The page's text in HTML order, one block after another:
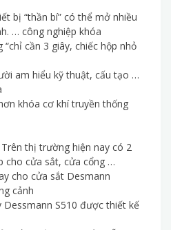
bị “thần bí” có thể mở nhiều
… công nghiệp khóa
cần 3 giây, chiếc hộp nhỏ
am hiểu kỹ thuật, cấu tạo …
khóa cơ khí truyền thống
thị trường hiện nay có 2
cho cửa sắt, cửa cổng …
cho cửa sắt Desmann
cảnh
S510 được thiết kế